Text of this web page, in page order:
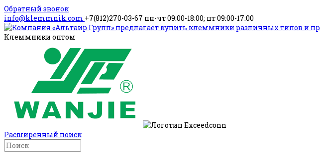
Обратный звонок
info@klemmnik.com +7(812)270-03-67 пн-чт 09:00-18:00; пт 09:00-17:00
Клеммники оптом
Расширенный поиск